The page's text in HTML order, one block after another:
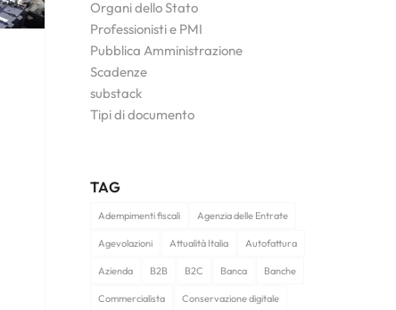
Organi dello Stato
Professionisti e PMI
Pubblica Amministrazione
Scadenze
substack
Tipi di documento
TAG
Adempimenti fiscali Agenzia delle Entrate
Agevolazioni Attualità Italia Autofattura
Azienda B2B B2C Banca Banche
Commercialista Conservazione digitale